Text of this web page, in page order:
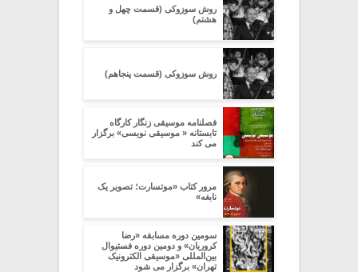
روش سوزوکی (قسمت چهل و
هشتم)
روش سوزوکی (قسمت پنجاهم)
فصلنامه موسیقی زنگار کارگاه
تابستانه « موسیقی نویسى» برگزار
می کند
مرور کتاب «موتسارت؛ تصویر یک
نابغه»
سومین دوره مسابقه «رضا
کروریان» و دومین دوره فستیوال
بین‌المللی «موسیقی الکترونیک
تهران» برگزار می شود